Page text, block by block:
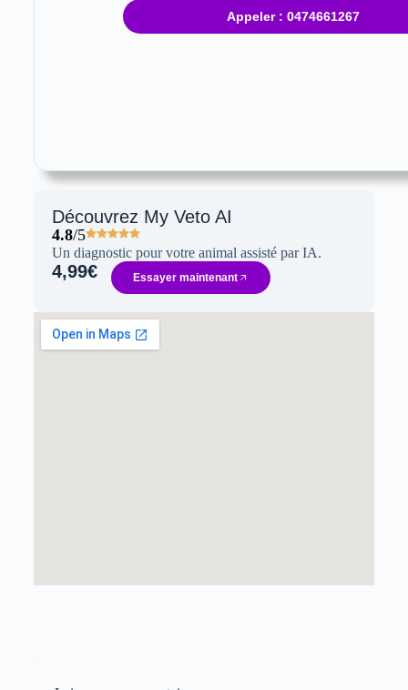
Appeler : 0474661267
Découvrez My Veto AI
4.8/5
Un diagnostic pour votre animal assisté par IA.
4,99€ Essayer maintenant